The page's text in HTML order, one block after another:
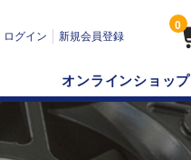
ログイン 新規会員登録
0
オンラインショップ